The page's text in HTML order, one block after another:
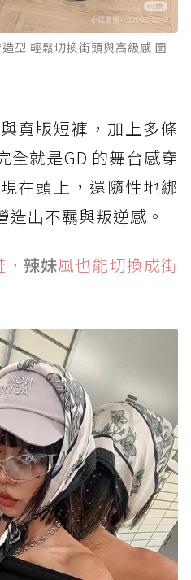
型 輕鬆切換街頭與高級感 圖
寬版短褲，加上多條
全就是GD 的舞台感穿
在頭上，還隨性地綁
出不羈與叛逆感。
辣妹風也能切換成街